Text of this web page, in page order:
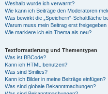
Weshalb wurde ich verwarnt?
Wie kann ich Beiträge den Moderatoren
Was bewirkt die „Speichern“-Schaltfläche
Warum muss mein Beitrag erst freigegeben
Wie markiere ich ein Thema als neu?
Textformatierung und Thementypen
Was ist BBCode?
Kann ich HTML benutzen?
Was sind Smilies?
Kann ich Bilder in meine Beiträge einfügen?
Was sind globale Bekanntmachungen?